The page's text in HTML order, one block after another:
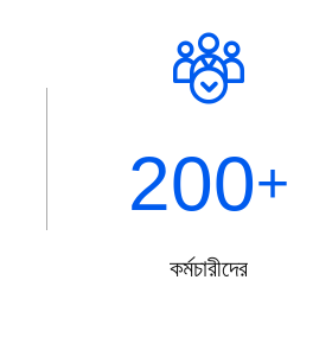
200+
কর্মচারীদের